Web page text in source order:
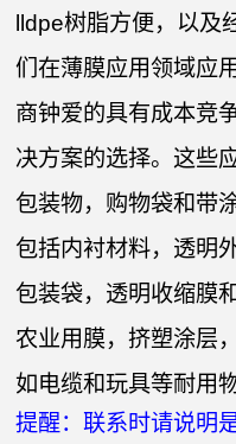
lldpe树脂方便，以及
们在薄膜应用领域应
商钟爱的具有成本竞
决方案的选择。这些
包装物，购物袋和带
包括内衬材料，透明
包装袋，透明收缩膜
农业用膜，挤塑涂层
如电缆和玩具等耐用
提醒：联系时请说明